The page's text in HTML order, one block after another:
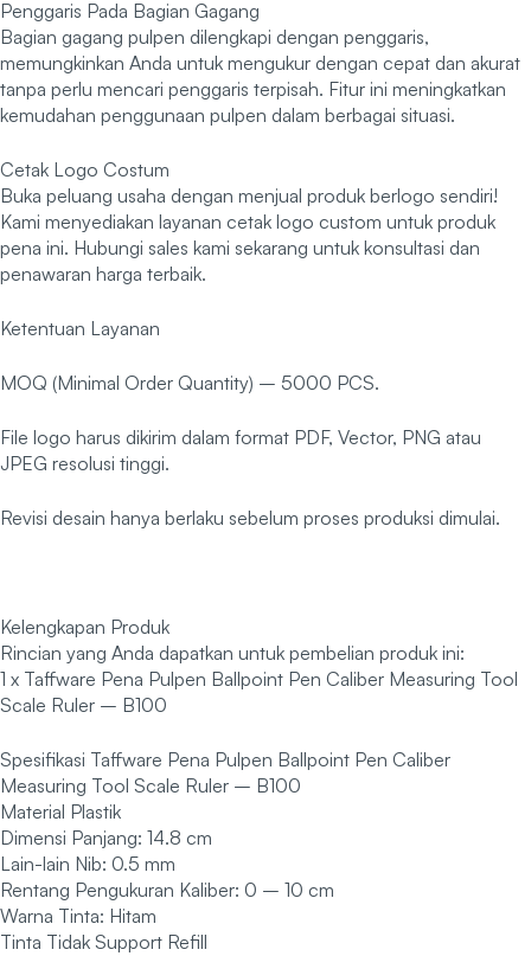
Penggaris Pada Bagian Gagang
Bagian gagang pulpen dilengkapi dengan penggaris,
memungkinkan Anda untuk mengukur dengan cepat dan akurat
tanpa perlu mencari penggaris terpisah. Fitur ini meningkatkan
kemudahan penggunaan pulpen dalam berbagai situasi.
Cetak Logo Costum
Buka peluang usaha dengan menjual produk berlogo sendiri!
Kami menyediakan layanan cetak logo custom untuk produk
pena ini. Hubungi sales kami sekarang untuk konsultasi dan
penawaran harga terbaik.
Ketentuan Layanan
MOQ (Minimal Order Quantity) – 5000 PCS.
File logo harus dikirim dalam format PDF, Vector, PNG atau
JPEG resolusi tinggi.
Revisi desain hanya berlaku sebelum proses produksi dimulai.
Kelengkapan Produk
Rincian yang Anda dapatkan untuk pembelian produk ini:
1 x Taffware Pena Pulpen Ballpoint Pen Caliber Measuring Tool
Scale Ruler – B100
Spesifikasi Taffware Pena Pulpen Ballpoint Pen Caliber
Measuring Tool Scale Ruler – B100
Material Plastik
Dimensi Panjang: 14.8 cm
Lain-lain Nib: 0.5 mm
Rentang Pengukuran Kaliber: 0 – 10 cm
Warna Tinta: Hitam
Tinta Tidak Support Refill